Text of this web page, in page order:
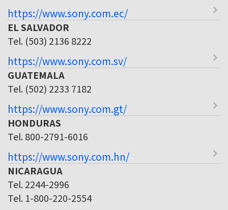
https://www.sony.com.ec/
EL SALVADOR
Tel. (503) 2136 8222
https://www.sony.com.sv/
GUATEMALA
Tel. (502) 2233 7182
https://www.sony.com.gt/
HONDURAS
Tel. 800-2791-6016
https://www.sony.com.hn/
NICARAGUA
Tel. 2244-2996
Tel. 1-800-220-2554